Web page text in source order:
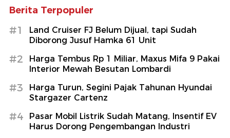
Berita Terpopuler
#1
Land Cruiser FJ Belum Dijual, tapi Sudah
Diborong Jusuf Hamka 61 Unit
#2
Harga Tembus Rp 1 Miliar, Maxus Mifa 9 Pakai
Interior Mewah Besutan Lombardi
#3
Harga Turun, Segini Pajak Tahunan Hyundai
Stargazer Cartenz
#4
Pasar Mobil Listrik Sudah Matang, Insentif EV
Harus Dorong Pengembangan Industri